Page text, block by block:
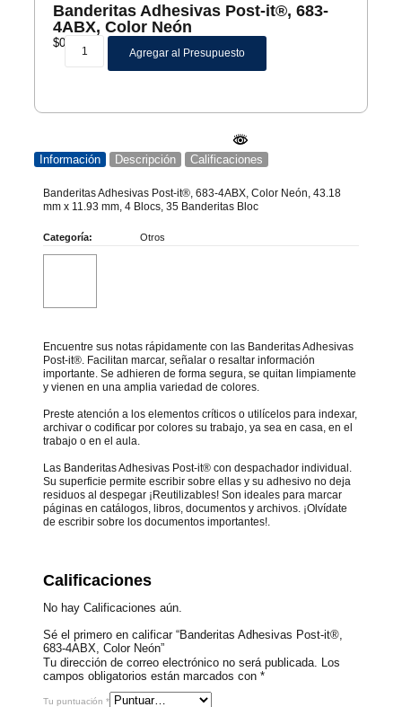
Banderitas Adhesivas Post-it®, 683-
4ABX, Color Neón
$0
Agregar al Presupuesto
Información Descripción Calificaciones
Banderitas Adhesivas Post-it®, 683-4ABX, Color Neón, 43.18
mm x 11.93 mm, 4 Blocs, 35 Banderitas Bloc
Categoría: Otros
Encuentre sus notas rápidamente con las Banderitas Adhesivas
Post-it®. Facilitan marcar, señalar o resaltar información
importante. Se adhieren de forma segura, se quitan limpiamente
y vienen en una amplia variedad de colores.
Preste atención a los elementos críticos o utilícelos para indexar,
archivar o codificar por colores su trabajo, ya sea en casa, en el
trabajo o en el aula.
Las Banderitas Adhesivas Post-it® con despachador individual.
Su superficie permite escribir sobre ellas y su adhesivo no deja
residuos al despegar ¡Reutilizables! Son ideales para marcar
páginas en catálogos, libros, documentos y archivos. ¡Olvídate
de escribir sobre los documentos importantes!.
Calificaciones
No hay Calificaciones aún.
Sé el primero en calificar “Banderitas Adhesivas Post-it®,
683-4ABX, Color Neón”
Tu dirección de correo electrónico no será publicada.
Los
campos obligatorios están marcados con *
Tu puntuación *